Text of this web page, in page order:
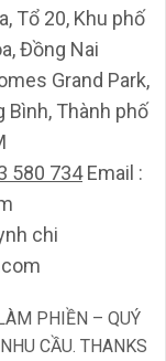
Tổ 20, Khu phố
Đồng Nai
Grand Park,
Bình, Thành phố
580 734Email :
chi
PHIỀN – QUÝ
CẦU. THANKS